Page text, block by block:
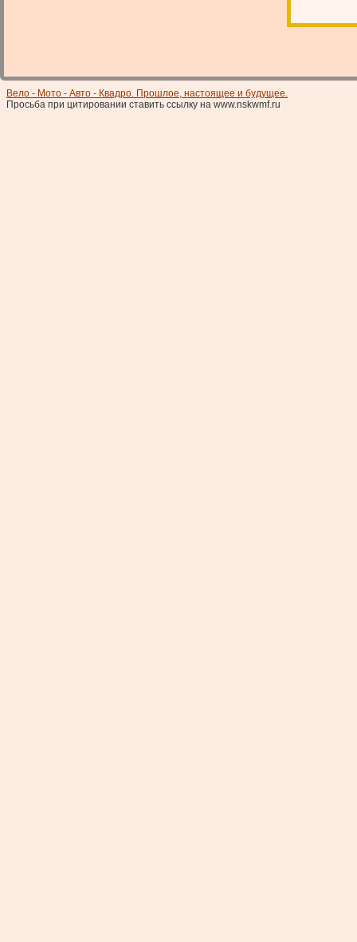
Вело - Мото - Авто - Квадро. Прошлое, настоящее и будущее.
Просьба при цитировании ставить ссылку на www.nskwmf.ru